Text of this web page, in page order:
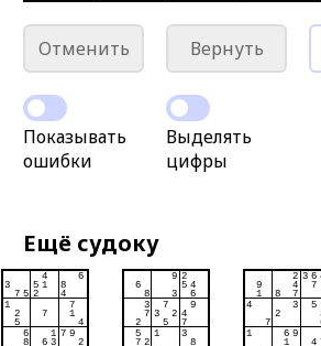
Отменить Вернуть
Показывать
ошибки
Выделять
цифры
Ещё судоку